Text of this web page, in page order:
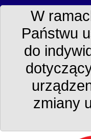
W
Państwu
do
zmiany